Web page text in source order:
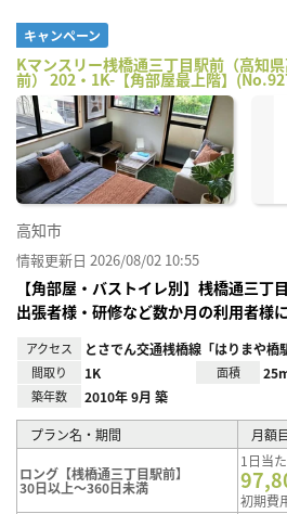
キャンペーン
Kマンスリー桟橋通三丁目駅前（高知
前） 202・1K-【角部屋最上階】
高知市
情報更新日 2026/08/02 10:55
【角部屋・バストイレ別】桟橋通三
出張者様・研修など数か月の利用者様
アクセス とさでん交通桟橋線「はりまや橋
間取り 1K 面積
築年数 2010年 9月 築
プラン名・期間 月額
ロング【桟橋通三丁目駅前】
30日以上～360日未満
1日当
初期費